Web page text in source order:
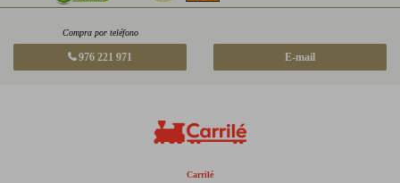
Compra por teléfono
976 221 971 E-mail
Carrilé